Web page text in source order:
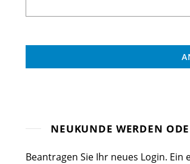
NEUKUNDE WERDEN
Beantragen Sie Ihr neues Login.